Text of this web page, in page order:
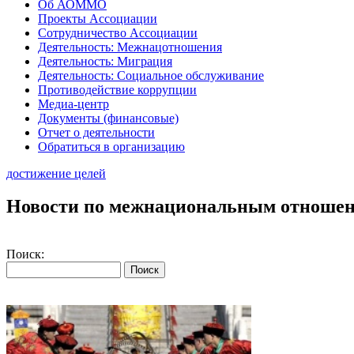
Об АОММО
Проекты Ассоциации
Сотрудничество Ассоциации
Деятельность: Межнацотношения
Деятельность: Миграция
Деятельность: Социальное обслуживание
Противодействие коррупции
Медиа-центр
Документы (финансовые)
Отчет о деятельности
Обратиться в организацию
достижение целей
Новости по межнациональным
Поиск: